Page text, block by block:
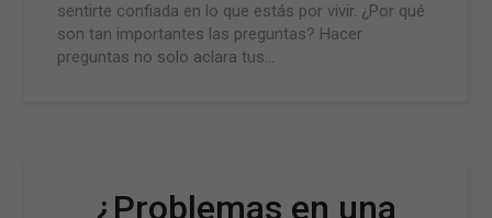
sentirte confiada en lo que estás por vivir. ¿Por qué
son tan importantes las preguntas? Hacer
preguntas no solo aclara tus…
¿Problemas en una